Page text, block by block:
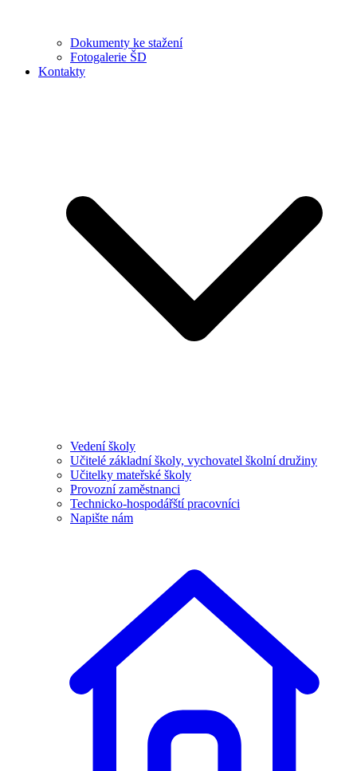
Dokumenty ke stažení
Fotogalerie ŠD
Kontakty
Vedení školy
Učitelé základní školy, vychovatel školní družiny
Učitelky mateřské školy
Provozní zaměstnanci
Technicko-hospodářští pracovníci
Napište nám